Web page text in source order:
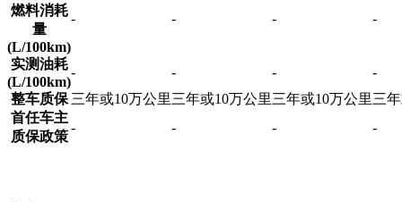
燃料消耗
量
(L/100km)
- - - -
实测油耗
(L/100km)
- - -
-
整车质保 三年或10万公里三年或10万公里三年或10万公里三
首任车主
质保政策
- - - -